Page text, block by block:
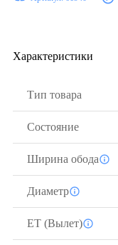
Характеристики
Тип товара
Состояние
Ширина обода
Диаметр
ЕТ (Вылет)